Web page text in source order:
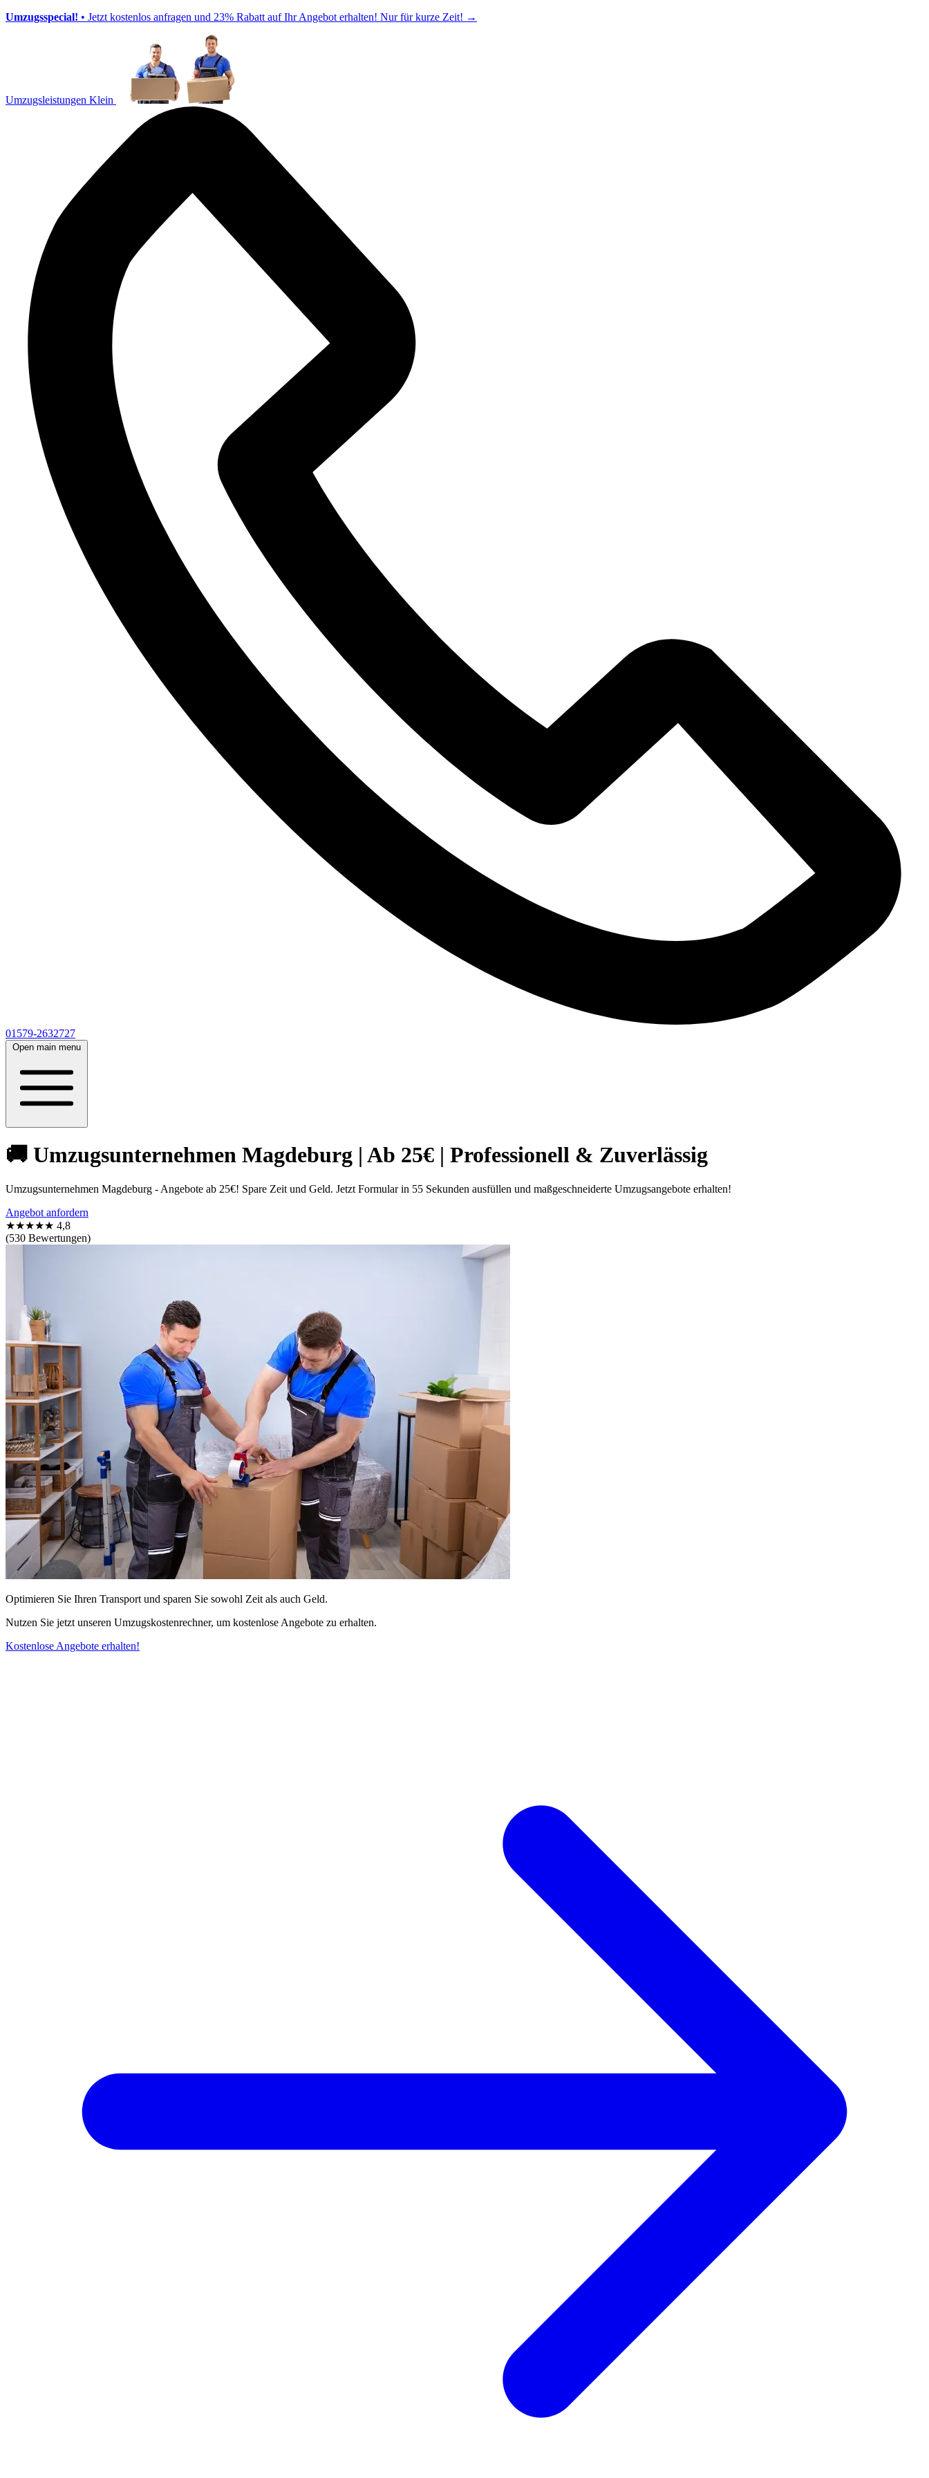
Umzugsspecial! • Jetzt kostenlos anfragen und 23% Rabatt auf Ihr Angebot erhalten! Nur für kurze Zeit! →
Umzugsleistungen Klein
01579-2632727
Open main menu
🚚 Umzugsunternehmen Magdeburg | Ab 25€ | Professionell & Zuverlässig
Umzugsunternehmen Magdeburg - Angebote ab 25€! Spare Zeit und Geld. Jetzt Formular in 55 Sekunden ausfüllen und maßgeschneiderte Umzugsangebote erhalten!
Angebot anfordern
★★★★★ 4,8
(530 Bewertungen)
Optimieren Sie Ihren Transport und sparen Sie sowohl Zeit als auch Geld.
Nutzen Sie jetzt unseren Umzugskostenrechner, um kostenlose Angebote zu erhalten.
Kostenlose Angebote erhalten!